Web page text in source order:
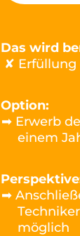
Das wird
✘ Erfüllung
Option:
➡ Erwerb
einem
➡
möglich